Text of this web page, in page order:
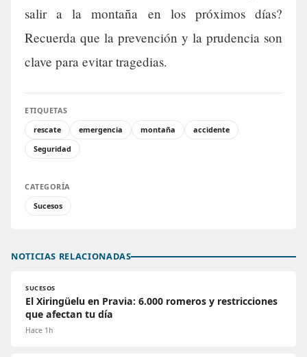
salir a la montaña en los próximos días?
Recuerda que la prevención y la prudencia son
clave para evitar tragedias.
ETIQUETAS
rescate
emergencia montaña
accidente
Seguridad
CATEGORÍA
Sucesos
NOTICIAS RELACIONADAS
SUCESOS
El Xiringüelu en Pravia: 6.000 romeros y restricciones
que afectan tu día
Hace 1h